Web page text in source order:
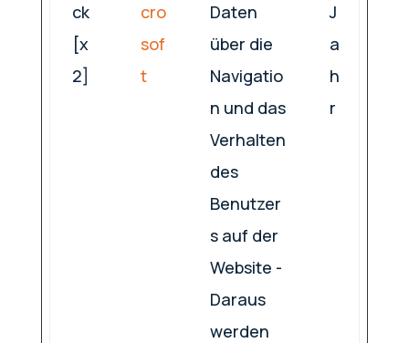
ck
[x
2]
cro
sof
t
Daten
über die
Navigatio
n und das
Verhalten
des
Benutzer
s auf der
Website -
Daraus
werden
J
a
h
r